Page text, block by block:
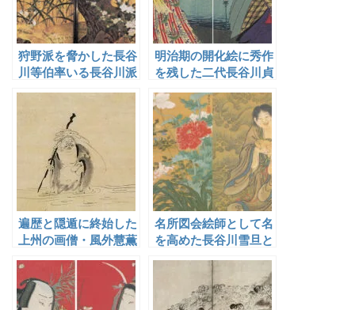
狩野派を脅かした長谷
川等伯率いる長谷川派
明治期の開化絵に秀作
を残した二代長谷川貞
信
遍歴と隠遁に終始した
上州の画僧・風外慧薫
名所図会絵師として名
を高めた長谷川雪旦と
唐津藩